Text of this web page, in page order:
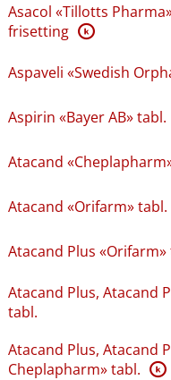
Asacol «Tillotts
frisetting K
Aspaveli «Swedish
Aspirin «Bayer AB» tabl.
Atacand
Atacand «Orifarm» tabl.
Atacand Plus «Orifarm»
Atacand Plus, Atacand
tabl.
Atacand Plus, Atacand
Cheplapharm» tabl. K